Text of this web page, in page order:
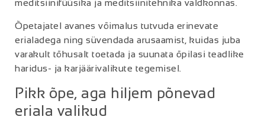
meditsiinifüüsika ja meditsiinitehnika valdkonnas.
Õpetajatel avanes võimalus tutvuda erinevate
erialadega ning süvendada arusaamist, kuidas juba
varakult tõhusalt toetada ja suunata õpilasi teadlike
haridus- ja karjäärivalikute tegemisel.
Pikk õpe, aga hiljem põnevad
eriala valikud